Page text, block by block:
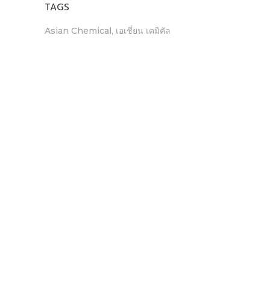
TAGS
Asian Chemical เอเชี่ยน เคมิคัล